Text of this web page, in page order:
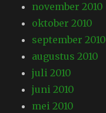
november 2010
oktober 2010
september 2010
augustus 2010
juli 2010
juni 2010
mei 2010